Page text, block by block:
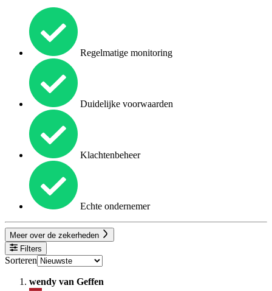
Regelmatige monitoring
Duidelijke voorwaarden
Klachtenbeheer
Echte ondernemer
Meer over de zekerheden
Filters
Sorteren
wendy van Geffen